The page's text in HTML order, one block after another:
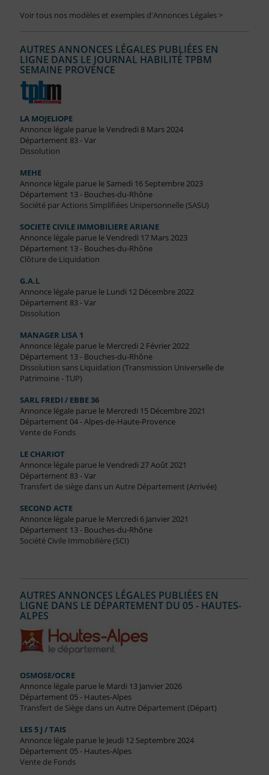
Voir tous nos modèles et exemples d'Annonces Légales >
AUTRES ANNONCES LÉGALES PUBLIÉES EN
LIGNE DANS LE JOURNAL HABILITÉ TPBM
SEMAINE PROVENCE
LA MOJELIOPE
Annonce légale parue le Vendredi 8 Mars 2024
Département 83 - Var
Dissolution
MEHE
Annonce légale parue le Samedi 16 Septembre 2023
Département 13 - Bouches-du-Rhône
Société par Actions Simplifiées Unipersonnelle (SASU)
SOCIETE CIVILE IMMOBILIERE ARIANE
Annonce légale parue le Vendredi 17 Mars 2023
Département 13 - Bouches-du-Rhône
Clôture de Liquidation
G.A.L
Annonce légale parue le Lundi 12 Décembre 2022
Département 83 - Var
Dissolution
MANAGER LISA 1
Annonce légale parue le Mercredi 2 Février 2022
Département 13 - Bouches-du-Rhône
Dissolution sans Liquidation (Transmission Universelle de
Patrimoine - TUP)
SARL FREDI / EBBE 36
Annonce légale parue le Mercredi 15 Décembre 2021
Département 04 - Alpes-de-Haute-Provence
Vente de Fonds
LE CHARIOT
Annonce légale parue le Vendredi 27 Août 2021
Département 83 - Var
Transfert de siège dans un Autre Département (Arrivée)
SECOND ACTE
Annonce légale parue le Mercredi 6 Janvier 2021
Département 13 - Bouches-du-Rhône
Société Civile Immobilière (SCI)
AUTRES ANNONCES LÉGALES PUBLIÉES EN
LIGNE DANS LE DÉPARTEMENT DU 05 - HAUTES-
ALPES
OSMOSE/OCRE
Annonce légale parue le Mardi 13 Janvier 2026
Département 05 - Hautes-Alpes
Transfert de Siège dans un Autre Département (Départ)
LES 5 J / TAIS
Annonce légale parue le Jeudi 12 Septembre 2024
Département 05 - Hautes-Alpes
Vente de Fonds